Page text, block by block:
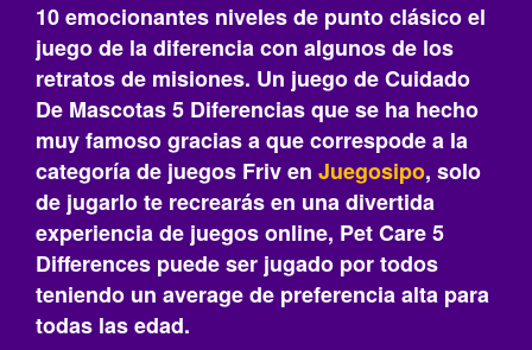
10 emocionantes niveles de punto clásico el
juego de la diferencia con algunos de los
retratos de misiones. Un juego de Cuidado
De Mascotas 5 Diferencias que se ha hecho
muy famoso gracias a que correspode a la
categoría de juegos Friv en Juegosipo, solo
de jugarlo te recrearás‎ en una divertida
experiencia de juegos online, Pet Care 5
Differences puede ser jugado por todos
teniendo un average de preferencia alta para
todas las edad.